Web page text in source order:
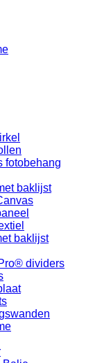
fotobehang
baklijst
baklijst
dividers